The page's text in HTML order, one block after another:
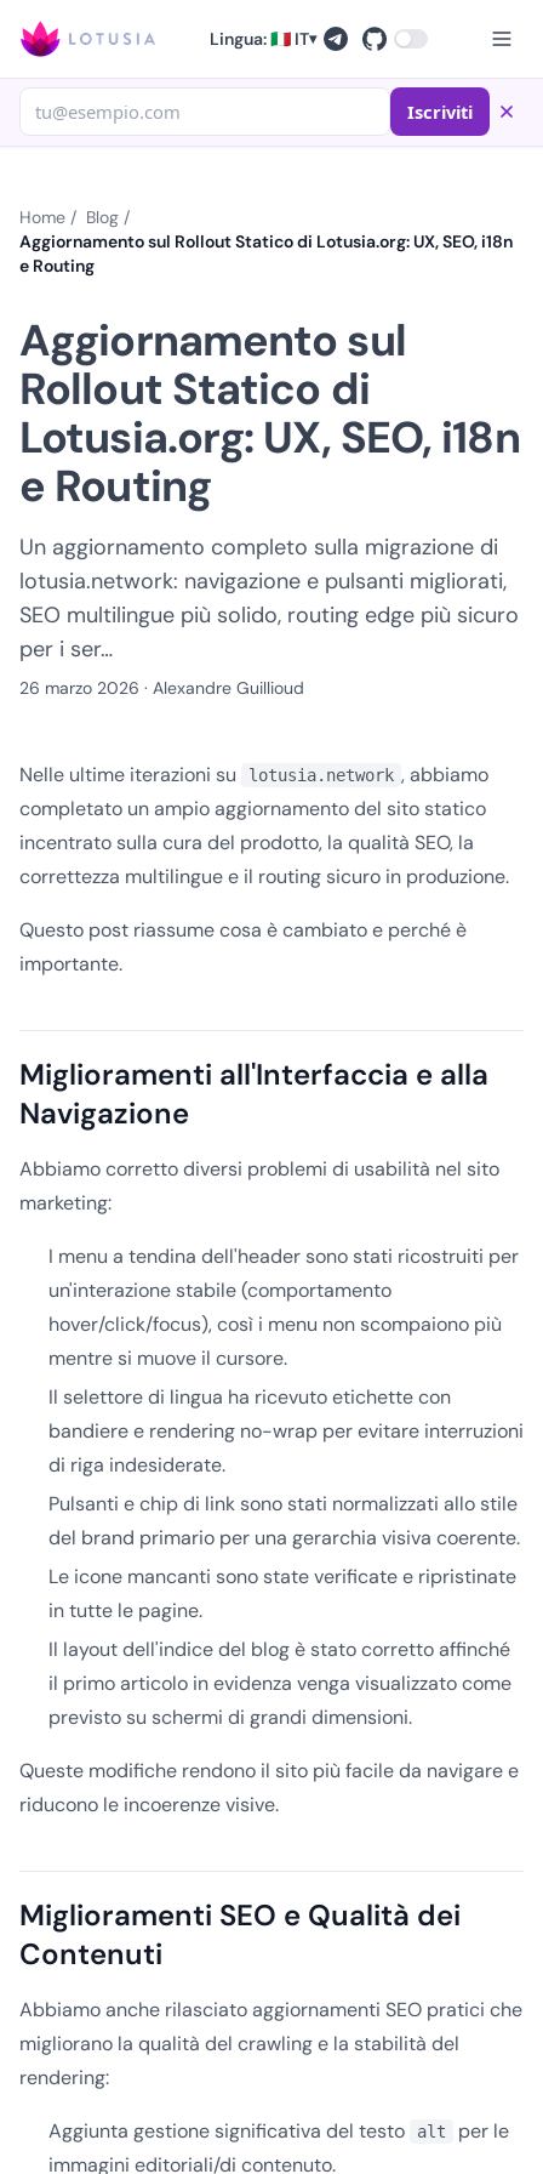
Lingua: 🇮🇹 IT▾
Iscriviti
Home / Blog /
Aggiornamento sul Rollout Statico di Lotusia.org: UX, SEO, i18n
e Routing
Aggiornamento sul
Rollout Statico di
Lotusia.org: UX, SEO, i18n
e Routing
Un aggiornamento completo sulla migrazione di
lotusia.network: navigazione e pulsanti migliorati,
SEO multilingue più solido, routing edge più sicuro
per i ser…
26 marzo 2026 · Alexandre Guillioud
Nelle ultime iterazioni su lotusia.network , abbiamo
completato un ampio aggiornamento del sito statico
incentrato sulla cura del prodotto, la qualità SEO, la
correttezza multilingue e il routing sicuro in produzione.
Questo post riassume cosa è cambiato e perché è
importante.
Miglioramenti all'Interfaccia e alla
Navigazione
Abbiamo corretto diversi problemi di usabilità nel sito
marketing:
I menu a tendina dell'header sono stati ricostruiti per
un'interazione stabile (comportamento
hover/click/focus), così i menu non scompaiono più
mentre si muove il cursore.
Il selettore di lingua ha ricevuto etichette con
bandiere e rendering no-wrap per evitare interruzioni
di riga indesiderate.
Pulsanti e chip di link sono stati normalizzati allo stile
del brand primario per una gerarchia visiva coerente.
Le icone mancanti sono state verificate e ripristinate
in tutte le pagine.
Il layout dell'indice del blog è stato corretto affinché
il primo articolo in evidenza venga visualizzato come
previsto su schermi di grandi dimensioni.
Queste modifiche rendono il sito più facile da navigare e
riducono le incoerenze visive.
Miglioramenti SEO e Qualità dei
Contenuti
Abbiamo anche rilasciato aggiornamenti SEO pratici che
migliorano la qualità del crawling e la stabilità del
rendering:
Aggiunta gestione significativa del testo alt
per le
immagini editoriali/di contenuto.